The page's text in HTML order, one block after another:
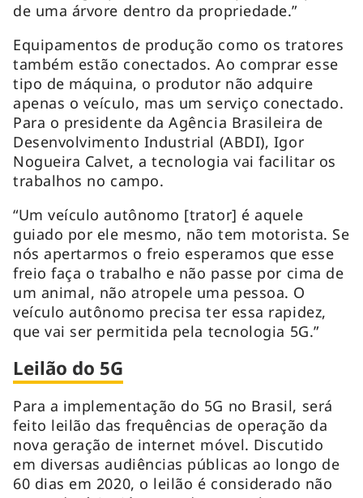
de uma árvore dentro da propriedade.”
Equipamentos de produção como os tratores
também estão conectados. Ao comprar esse
tipo de máquina, o produtor não adquire
apenas o veículo, mas um serviço conectado.
Para o presidente da Agência Brasileira de
Desenvolvimento Industrial (ABDI), Igor
Nogueira Calvet, a tecnologia vai facilitar os
trabalhos no campo.
“Um veículo autônomo [trator] é aquele
guiado por ele mesmo, não tem motorista. Se
nós apertarmos o freio esperamos que esse
freio faça o trabalho e não passe por cima de
um animal, não atropele uma pessoa. O
veículo autônomo precisa ter essa rapidez,
que vai ser permitida pela tecnologia 5G.”
Leilão do 5G
Para a implementação do 5G no Brasil, será
feito leilão das frequências de operação da
nova geração de internet móvel. Discutido
em diversas audiências públicas ao longo de
60 dias em 2020, o leilão é considerado não